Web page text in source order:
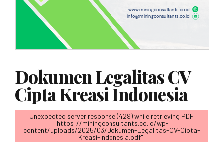
Dokumen Legalitas CV
Cipta Kreasi Indonesia
Unexpected server response (429) while retrieving PDF
"https://miningconsultants.co.id/wp-
content/uploads/2025/03/Dokumen-Legalitas-CV-Cipta-
Kreasi-Indonesia.pdf".